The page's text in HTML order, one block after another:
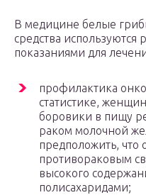
В медицине белые
средства
показаниями для
профилактика
статистике,
боровики в пищу
раком молочной
предположить, что
противораковым
высокого
полисахаридами;